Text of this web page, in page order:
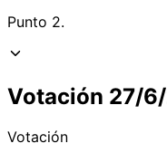
Punto 2.
Votación 27/
Votación